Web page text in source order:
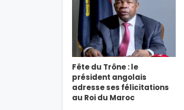
Fête du Trône : le
président angolais
adresse ses félicitations
au Roi du Maroc